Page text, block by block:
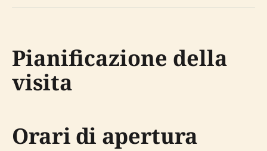
Pianificazione della
visita
Orari di apertura